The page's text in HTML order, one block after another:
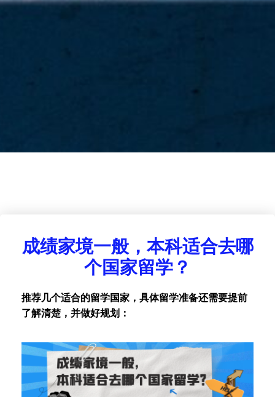
成绩家境一般，本科适合去哪
个国家留学？
推荐几个适合的留学国家，具体留学准备还需要提前
了解清楚，并做好规划：